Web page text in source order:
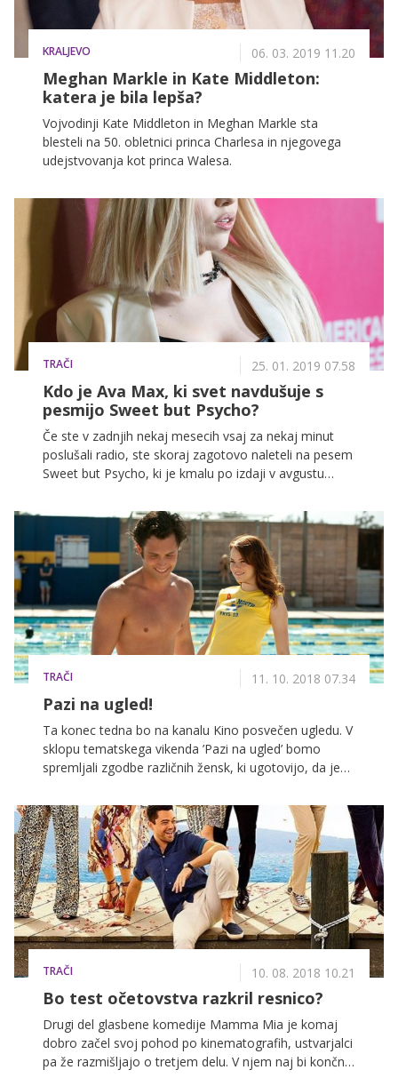
KRALJEVO 06. 03. 2019 11.20
Meghan Markle in Kate Middleton:
katera je bila lepša?
Vojvodinji Kate Middleton in Meghan Markle sta
blesteli na 50. obletnici princa Charlesa in njegovega
udejstvovanja kot princa Walesa.
TRAČI 25. 01. 2019 07.58
Kdo je Ava Max, ki svet navdušuje s
pesmijo Sweet but Psycho?
Če ste v zadnjih nekaj mesecih vsaj za nekaj minut
poslušali radio, ste skoraj zagotovo naleteli na pesem
Sweet but Psycho, ki je kmalu po izdaji v avgustu
navdušila svet in kaj ima skupnega z Rito Ora in Duo
TRAČI 11. 10. 2018 07.34
Pazi na ugled!
Ta konec tedna bo na kanalu Kino posvečen ugledu. V
sklopu tematskega vikenda ’Pazi na ugled’ bomo
spremljali zgodbe različnih žensk, ki ugotovijo, da je
TRAČI 10. 08. 2018 10.21
Bo test očetovstva razkril resnico?
Drugi del glasbene komedije Mamma Mia je komaj
dobro začel svoj pohod po kinematografih, ustvarjalci
pa že razmišljajo o tretjem delu. V njem naj bi končno